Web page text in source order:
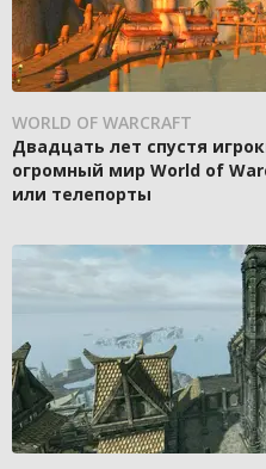
WORLD OF WARCRAFT
Двадцать лет спустя
огромный мир World of
или телепорты